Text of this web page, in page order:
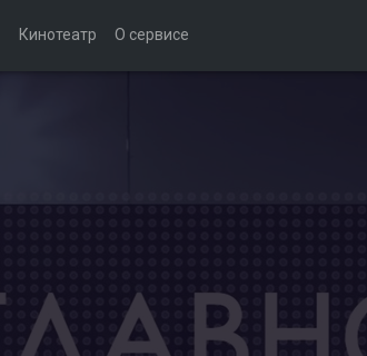
Кинотеатр О сервисе